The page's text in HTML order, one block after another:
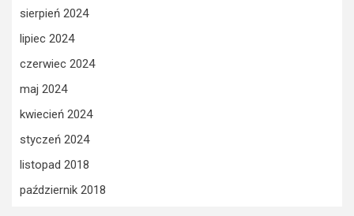
sierpień 2024
lipiec 2024
czerwiec 2024
maj 2024
kwiecień 2024
styczeń 2024
listopad 2018
październik 2018